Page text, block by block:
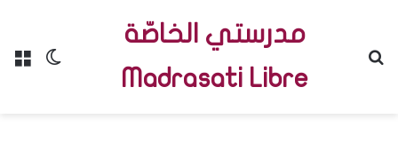
Menu
مدرستي الخاصّة
Madrasati Libre